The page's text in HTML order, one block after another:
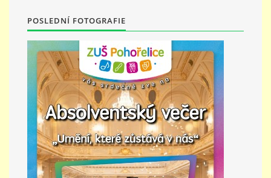
ZAMĚSTNÁNÍ
DOTACE
GDPR
ZUŠ Pohořelice
POSLEDNÍ FOTOGRAFIE